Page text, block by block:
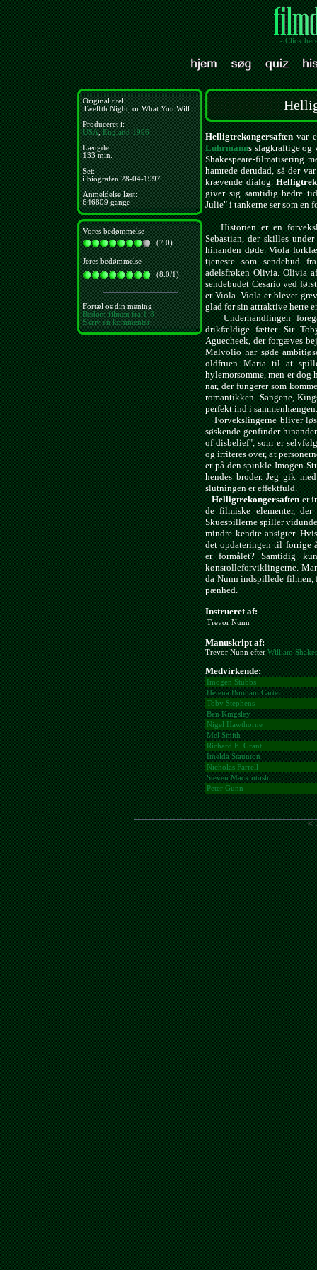
- Click
Original titel:
Twelfth Night, or What You Will
Produceret i:
USA,England 1996
Længde:
133 min.
Set:
i biografen 28-04-1997
Anmeldelse læst:
646809 gange
Vores bedømmelse
(7.0)
Jeres bedømmelse
(8.0/1)
Fortæl os din mening
Bedøm filmen fra 1-8
Skriv en kommentar
Helligtrekongersaftenvar
Luhrmanns slagkraftige og
Shakespeare-filmatisering
hamrede derudad, så der
krævende dialog.
giver sig samtidig bedre
Julie" i tankerne ser som en
Historien er en
Sebastian, der skilles
hinanden døde. Viola
tjeneste som sendebud
adelsfrøken Olivia. Olivia
sendebudet Cesario ved
er Viola. Viola er blevet
glad for sin attraktive herre
Underhandlingen
drikfældige fætter Sir
Aguecheek, der forgæves
Malvolio har søde
oldfruen Maria til at
hylemorsomme, men er dog
nar, der fungerer som
romantikken. Sangene,
perfekt ind i sammenhængen.
Forvekslingerne bliver
søskende genfinder
of disbelief", som er
og irriteres over, at
er på den spinkle Imogen
hendes broder. Jeg gik
slutningen er effektfuld.
Helligtrekongersaftener
de filmiske elementer,
Skuespillerne spiller
mindre kendte ansigter.
det opdateringen til forrige
er formålet? Samtidig
kønsrolleforviklingerne.
da Nunn indspillede filmen,
pænhed.
Instrueret af:
Trevor Nunn
Manuskript af:
Trevor Nunn efterWilliam
Medvirkende:
Imogen Stubbs
Helena Bonham Carter
Toby Stephens
Ben Kingsley
Nigel Hawthorne
Mel Smith
Richard E. Grant
Imelda Staunton
Nicholas Farrell
Steven Mackintosh
Peter Gunn
©